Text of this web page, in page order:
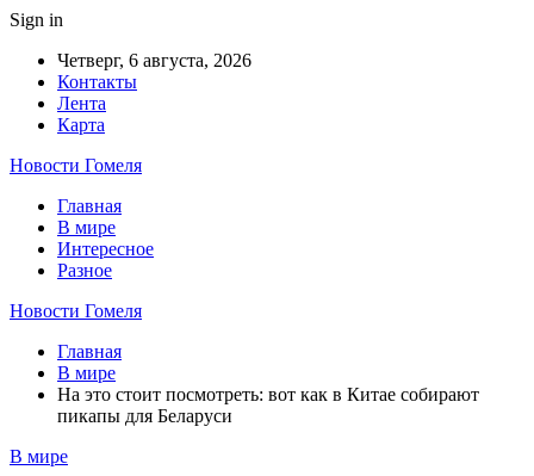
Sign in
Четверг, 6 августа, 2026
Контакты
Лента
Карта
Новости Гомеля
Главная
В мире
Интересное
Разное
Новости Гомеля
Главная
В мире
На это стоит посмотреть: вот как в Китае собирают
пикапы для Беларуси
В мире